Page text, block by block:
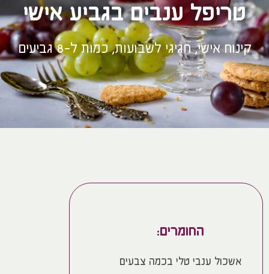
טריפל ענבים בגביע אישי
קינוח אישי, חגיגי לשבועות, כמות ל-8 גביעים
החומרים:
אשכול ענבי טלי בכמה צבעים